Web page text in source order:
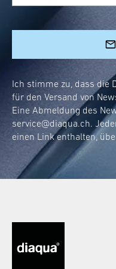
Ein guter
Vergrösserung, die
herausbringt, ohne
empfehlen eine
und 5x , um den
Übersicht und
Wie gross sollte
Die Grösse deines
deinem
vollständigen
verschiedene
den perfekten
Sessions findest.
Ich stimme zu, dass die
für den Versand von
Eine Abmeldung des
service@diaqua.ch.
einen Link enthalten,